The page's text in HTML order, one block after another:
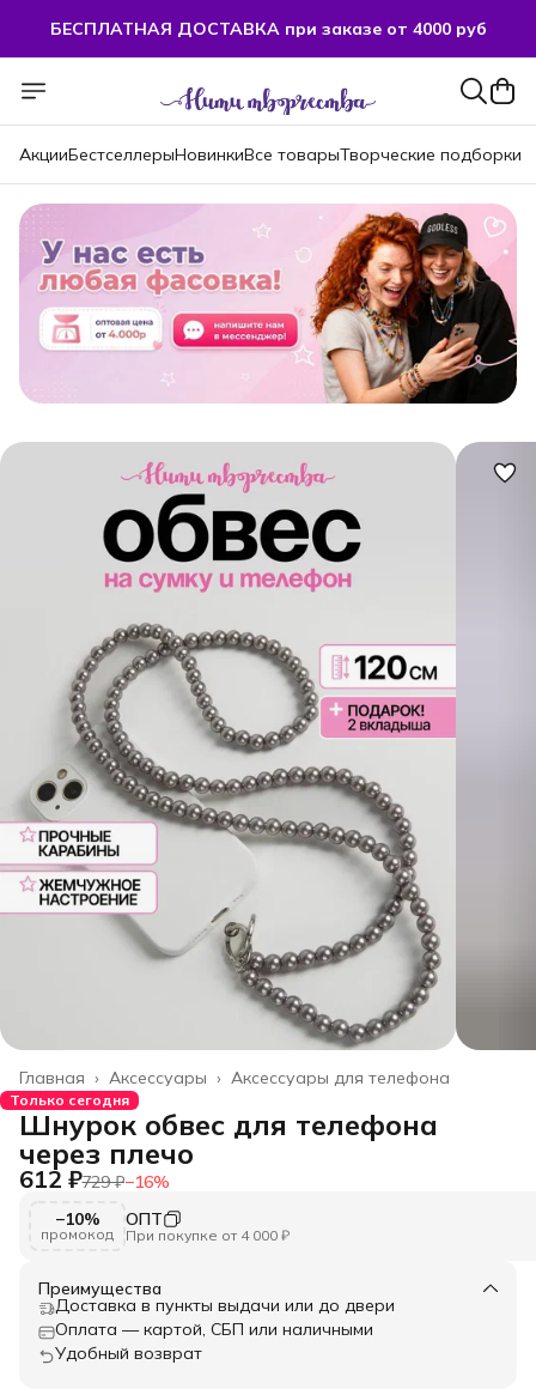
БЕСПЛАТНАЯ ДОСТАВКА при заказе от 4000 руб
АкцииБестселлерыНовинкиВсе товарыТворческие подборки
Аксессуары для телефона
Аксессуары ›
Главная ›
Только сегодня
Шнурок обвес для телефона
через плечо
612 ₽729 ₽−16%
−10%
промокод
ОПТ
При покупке от 4 000 ₽
Преимущества
Доставка в пункты выдачи или до двери
Оплата — картой, СБП или наличными
Удобный возврат